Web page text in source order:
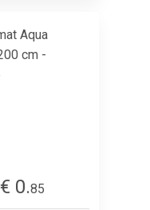
€ 0.85